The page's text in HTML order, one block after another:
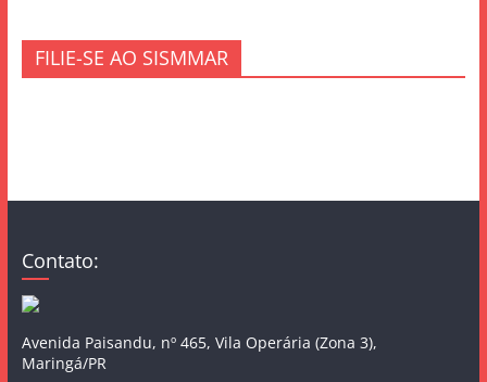
FILIE-SE AO SISMMAR
Contato:
Avenida Paisandu, nº 465, Vila Operária (Zona 3),
Maringá/PR